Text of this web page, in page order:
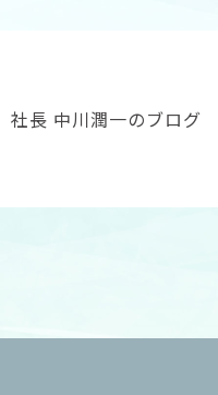
社長 中川潤一のブログ